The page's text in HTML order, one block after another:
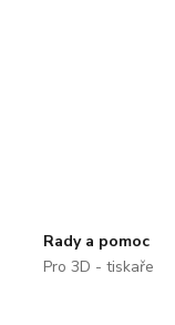
Rady a pomoc
Pro 3D - tiskaře